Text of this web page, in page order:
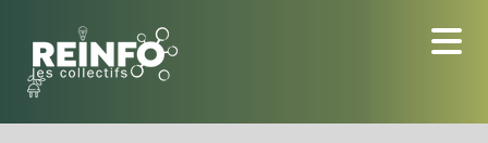
content